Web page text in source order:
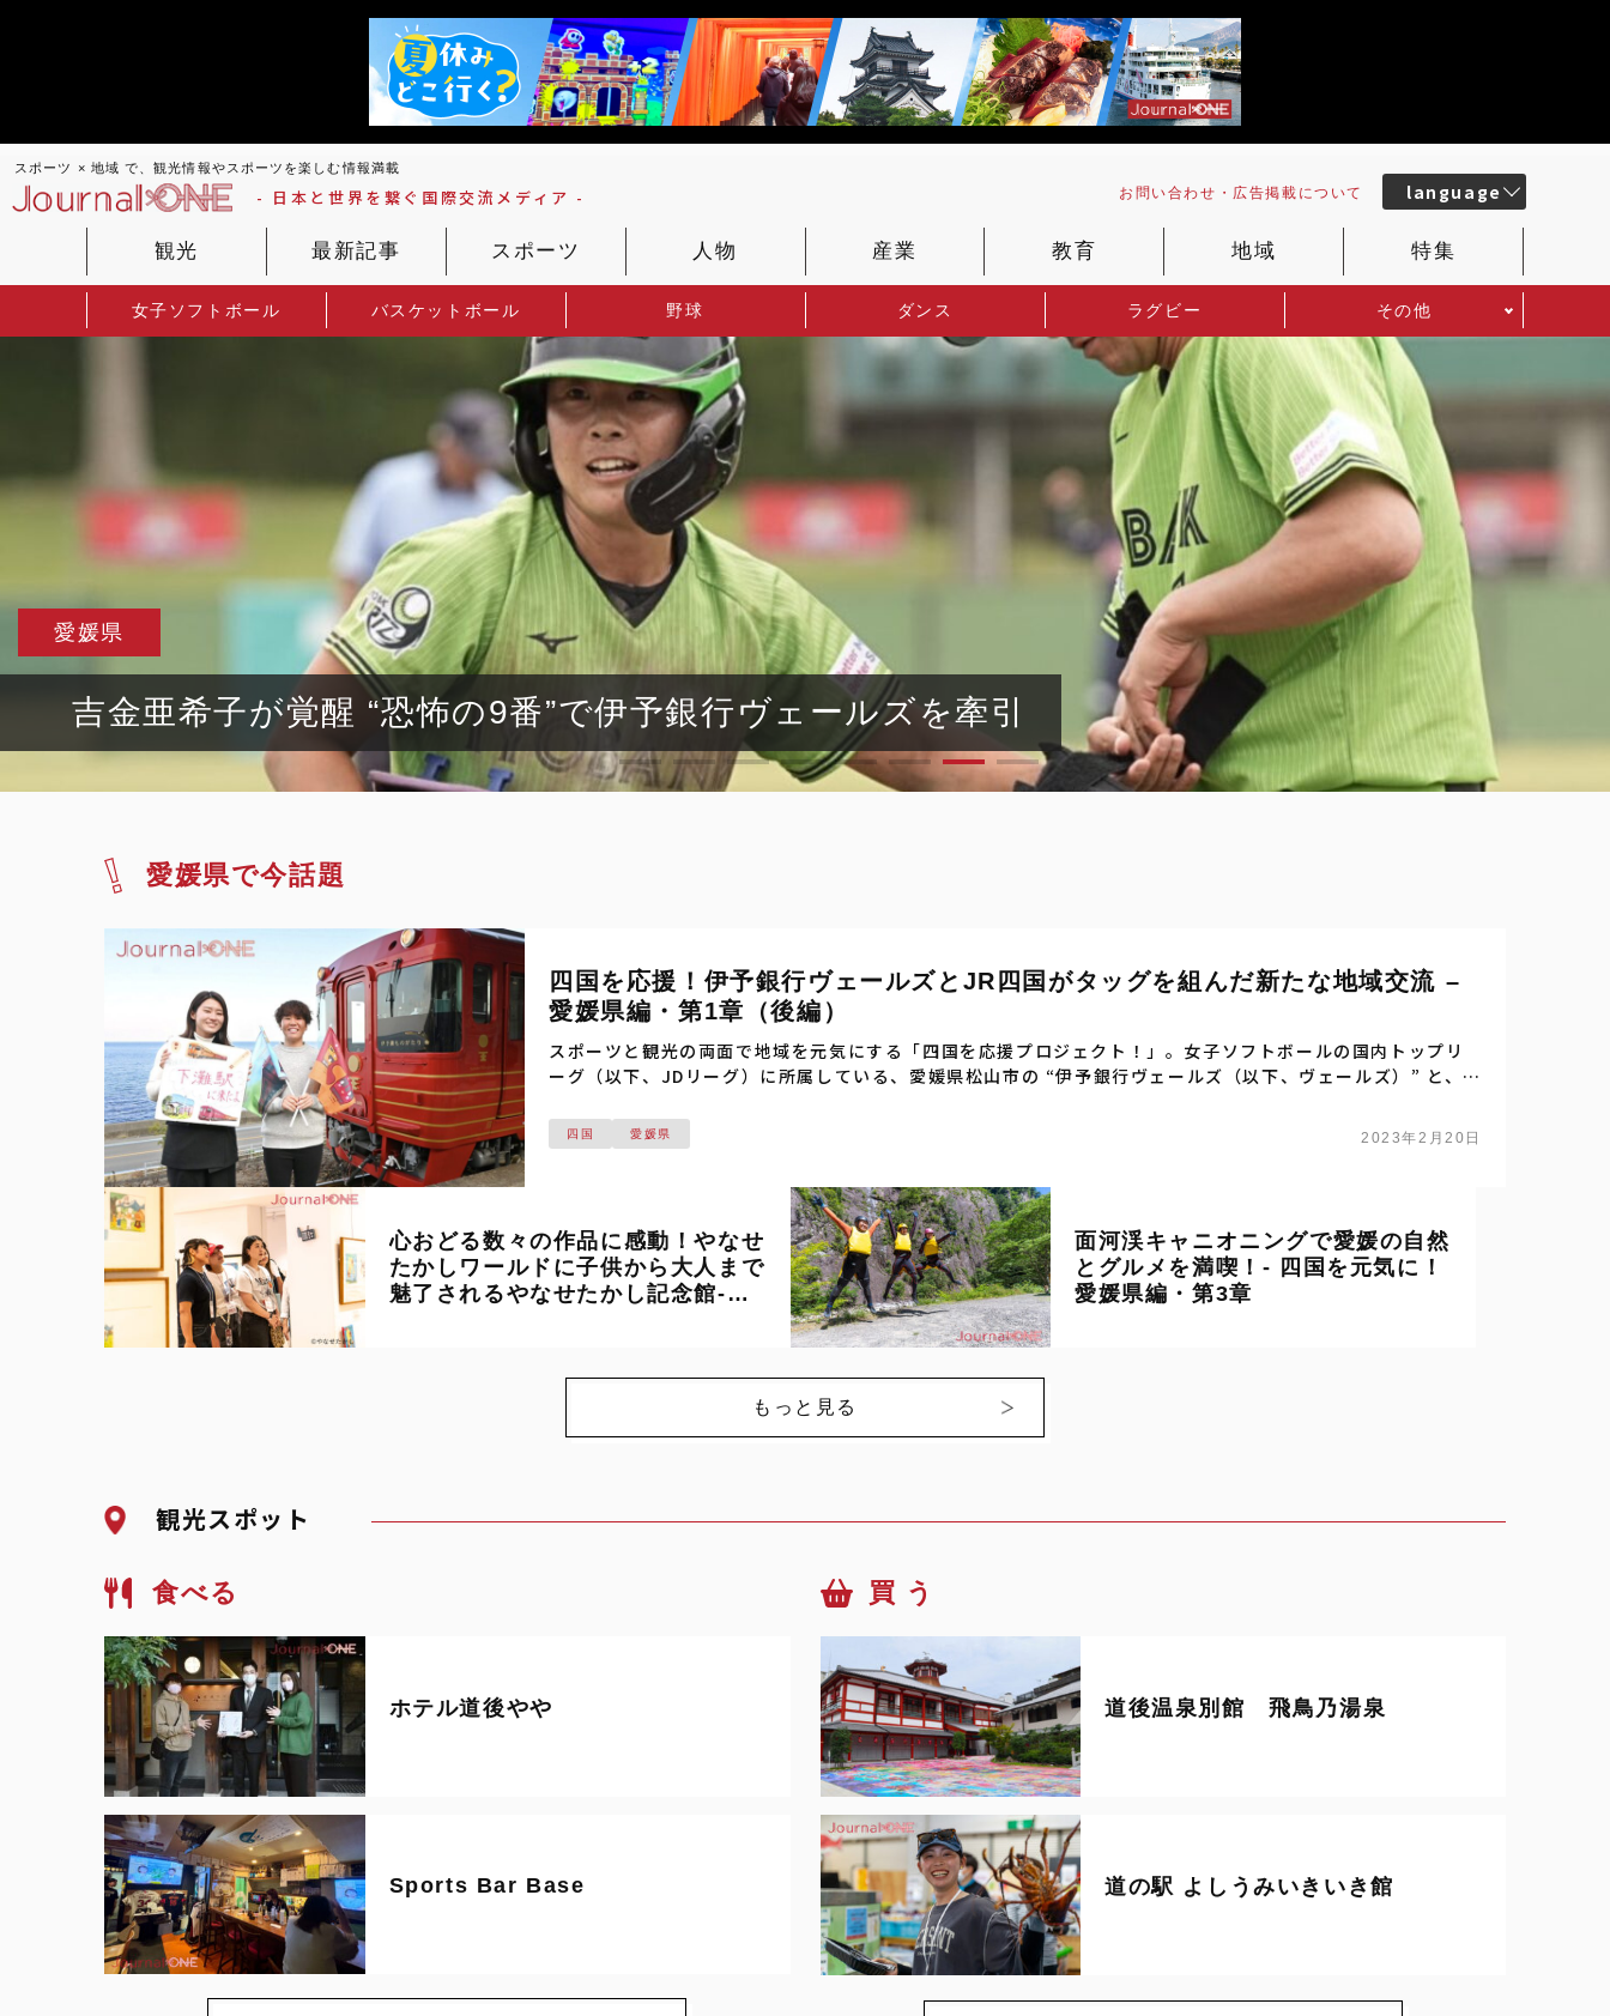
スポーツ × 地域 で、観光情報やスポーツを楽しむ情報満載
- 日本と世界を繋ぐ国際交流メディア - お問い合わせ・ 広告掲載 について language
観光 最新記事 スポーツ 人物 産業 教育 地域 特集
女子ソフトボール バスケットボール 野球 ダンス ラグビー その他
愛媛県
吉金亜希子が覚醒 “恐怖の9番”で伊予銀行ヴェールズを牽引
愛媛県で今話題
四国を応援！伊予銀行ヴェールズとJR四国がタッグを組んだ新たな地域交流 –
愛媛県編・第1章（後編）
スポーツと観光の両面で地域を元気にする「四国を応援プロジェクト！」。女子ソフトボールの国内トップリ
ーグ（以下、JDリーグ）に所属している、愛媛県松山市の “伊予銀行ヴェールズ（以下、ヴェールズ）” と、四
四国 愛媛県 2023年2月20日
心おどる数々の作品に感動！やなせ
たかしワールドに子供から大人まで
魅了されるやなせたかし記念館-四
面河渓キャニオニングで愛媛の自然
とグルメを満喫！- 四国を元気に！
愛媛県編・第3章
もっと見る
観光スポット
食べる
ホテル道後やや
Sports Bar Base
買 う
道後温泉別館 飛鳥乃湯泉
道の駅 よしうみいきいき館